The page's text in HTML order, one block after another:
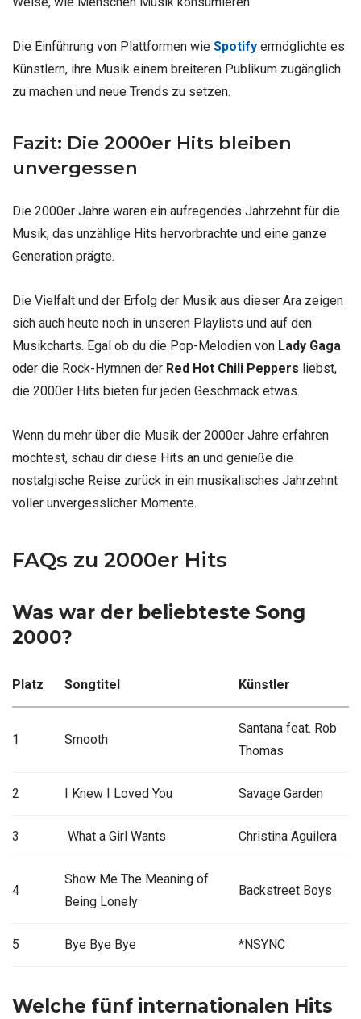
Die Einführung von Plattformen wie Spotify ermöglichte es
Künstlern, ihre Musik einem breiteren Publikum zugänglich
zu machen und neue Trends zu setzen.
Fazit: Die 2000er Hits bleiben
unvergessen
Die 2000er Jahre waren ein aufregendes Jahrzehnt für die
Musik, das unzählige Hits hervorbrachte und eine ganze
Generation prägte.
Die Vielfalt und der Erfolg der Musik aus dieser Ära zeigen
sich auch heute noch in unseren Playlists und auf den
Musikcharts. Egal ob du die Pop-Melodien von Lady Gaga
oder die Rock-Hymnen der Red Hot Chili Peppers liebst,
die 2000er Hits bieten für jeden Geschmack etwas.
Wenn du mehr über die Musik der 2000er Jahre erfahren
möchtest, schau dir diese Hits an und genieße die
nostalgische Reise zurück in ein musikalisches Jahrzehnt
voller unvergesslicher Momente.
FAQs zu 2000er Hits
Was war der beliebteste Song
2000?
Platz Songtitel Künstler
1 Smooth
Santana feat. Rob
Thomas
2 I Knew I Loved You Savage Garden
3 What a Girl Wants Christina Aguilera
4
Show Me The Meaning of
Being Lonely
Backstreet Boys
5 Bye Bye Bye *NSYNC
Welche fünf internationalen Hits